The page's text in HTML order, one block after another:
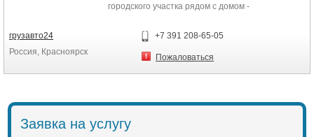
городского участка рядом с домом -
поврежденных веток деревьев.
Спил или санитарная обрезка
аварийных и высохших деревьев.
грузавто24
Россия, Красноярск
+7 391 208-65-05
Пожаловаться
Заявка на услугу